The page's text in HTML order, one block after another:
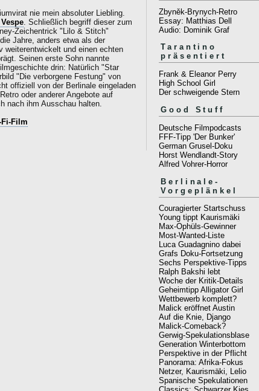
nie mein absoluter Liebling.
. Schließlich begriff dieser zum
Zeichentrick "Lilo & Stitch"
Jahre, anders etwa als der
weiterentwickelt und einen echten
Seinen erste Sohn nannte
drin: Natürlich "Star
"Die verborgene Festung" von
offiziell von der Berlinale eingeladen
oder anderer Angebote auf
nach ihm Ausschau halten.
Film
Zbyněk-Brynych-Retro
Essay: Matthias Dell
Audio: Dominik Graf
Tarantino
präsentiert
Frank & Eleanor Perry
High School Girl
Der schweigende Stern
Good Stuff
Deutsche Filmpodcasts
FFF-Tipp 'Der Bunker'
German Grusel-Doku
Horst Wendlandt-Story
Alfred Vohrer-Horror
Berlinale-
Vorgeplänkel
Couragierter Startschuss
Young tippt Kaurismäki
Max-Ophüls-Gewinner
Most-Wanted-Liste
Luca Guadagnino dabei
Grafs Doku-Fortsetzung
Sechs Perspektive-Tipps
Ralph Bakshi lebt
Woche der Kritik-Details
Geheimtipp Alligator Girl
Wettbewerb komplett?
Malick eröffnet Austin
Auf die Knie, Django
Malick-Comeback?
Gerwig-Spekulationsblase
Generation Winterbottom
Perspektive in der Pflicht
Panorama: Afrika-Fokus
Netzer, Kaurismäki, Lelio
Spanische Spekulationen